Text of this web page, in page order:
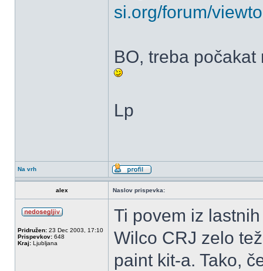
si.org/forum/
BO, treba
Lp
Na vrh
alex Naslov prispevka:
Pridružen: 23 Dec 2003, 17:10
Prispevkov: 648
Kraj: Ljubljana
Ti povem iz
Wilco CRJ zelo
paint kit-a. Tako,